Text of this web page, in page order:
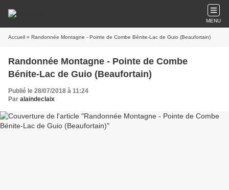
MENU
Accueil » Randonnée Montagne - Pointe de Combe Bénite-Lac de Guio (Beaufortain)
Randonnée Montagne - Pointe de Combe
Bénite-Lac de Guio (Beaufortain)
Publié le 28/07/2018 à 11:24
Par alaindeclaix